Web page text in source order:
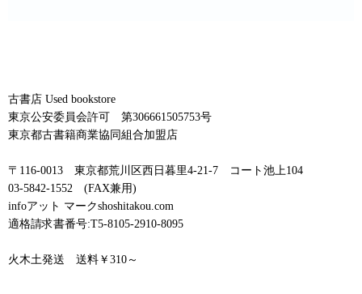
古書店 Used bookstore
東京公安委員会許可 第306661505753号
東京都古書籍商業協同組合加盟店
〒116-0013 東京都荒川区西日暮里4-21-7 コート池上104
03-5842-1552 (FAX兼用)
infoアット マークshoshitakou.com
適格請求書番号:T5-8105-2910-8095
火木土発送 送料￥310～